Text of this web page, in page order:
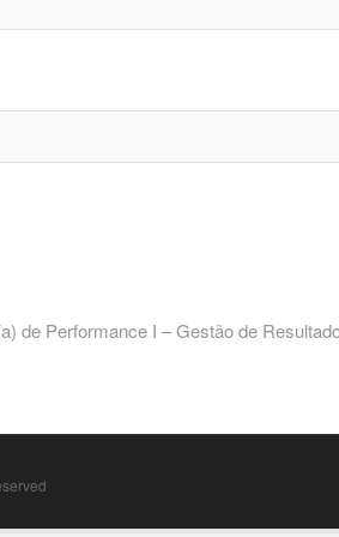
de Performance I – Gestão de